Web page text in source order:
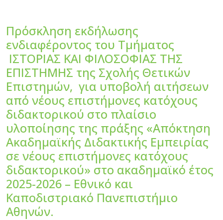
Πρόσκληση εκδήλωσης
ενδιαφέροντος του Τμήματος
ΙΣΤΟΡΙΑΣ ΚΑΙ ΦΙΛΟΣΟΦΙΑΣ ΤΗΣ
ΕΠΙΣΤΗΜΗΣ της Σχολής Θετικών
Επιστημών, για υποβολή αιτήσεων
από νέους επιστήμονες κατόχους
διδακτορικού στο πλαίσιο
υλοποίησης της πράξης «Απόκτηση
Ακαδημαϊκής Διδακτικής Εμπειρίας
σε νέους επιστήμονες κατόχους
διδακτορικού» στο ακαδημαϊκό έτος
2025-2026 – Εθνικό και
Καποδιστριακό Πανεπιστήμιο
Αθηνών.